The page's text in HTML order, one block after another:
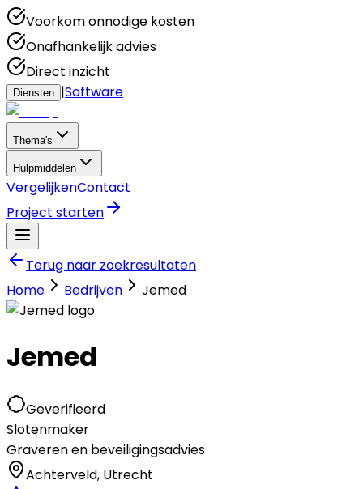
Voorkom onnodige kosten
Onafhankelijk advies
Direct inzicht
Diensten |Software
Thema's
Hulpmiddelen
VergelijkenContact
Project starten
Terug naar zoekresultaten
Home
Bedrijven Jemed
Jemed
Geverifieerd
Slotenmaker
Graveren en beveiligingsadvies
Achterveld, Utrecht